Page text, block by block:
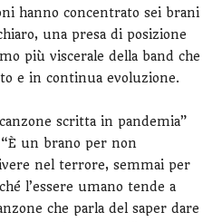
hanno concentrato sei brani
una presa di posizione
più viscerale della band che
e in continua evoluzione.
scritta in pandemia”
“È un brano per non
nel terrore, semmai per
l’essere umano tende a
che parla del saper dare